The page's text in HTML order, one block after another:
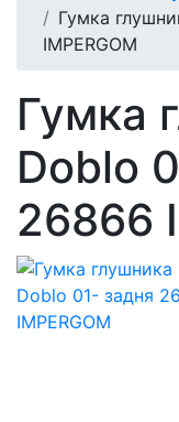
Гумка
IMPERGOM
Гумка
Doblo
26866